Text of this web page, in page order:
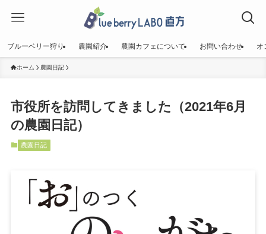
ブルーベリー狩り 農園紹介 農園カフェについて お問い合わせ オ
ホーム 農園日記
市役所を訪問してきました（2021年6月
の農園日記）
農園日記